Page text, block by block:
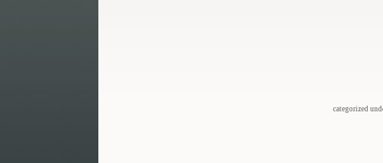
categorized